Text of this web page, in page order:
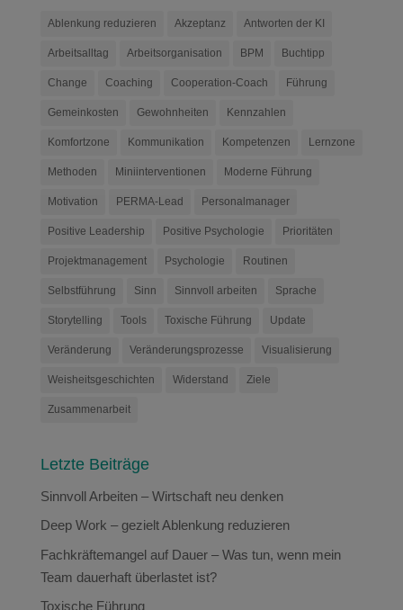
Ablenkung reduzieren Akzeptanz Antworten der KI
Arbeitsalltag Arbeitsorganisation BPM Buchtipp
Change Coaching Cooperation-Coach Führung
Gemeinkosten Gewohnheiten Kennzahlen
Komfortzone Kommunikation Kompetenzen Lernzone
Methoden Miniinterventionen Moderne Führung
Motivation PERMA-Lead Personalmanager
Positive Leadership Positive Psychologie Prioritäten
Projektmanagement Psychologie Routinen
Selbstführung Sinn Sinnvoll arbeiten Sprache
Storytelling Tools Toxische Führung Update
Veränderung Veränderungsprozesse Visualisierung
Weisheitsgeschichten Widerstand Ziele
Zusammenarbeit
Letzte Beiträge
Sinnvoll Arbeiten – Wirtschaft neu denken
Deep Work – gezielt Ablenkung reduzieren
Fachkräftemangel auf Dauer – Was tun, wenn mein
Team dauerhaft überlastet ist?
Toxische Führung